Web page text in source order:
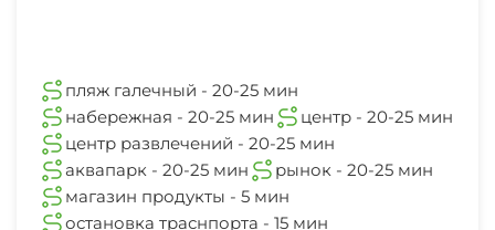
пляж галечный - 20-25 мин
набережная - 20-25 мин
центр - 20-25 мин
центр развлечений - 20-25 мин
аквапарк - 20-25 мин
рынок - 20-25 мин
магазин продукты - 5 мин
остановка траснпорта - 15 мин